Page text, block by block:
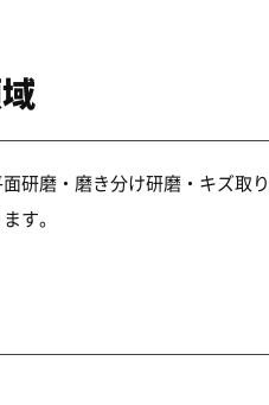
研磨・磨き分け研磨・キズ
す。